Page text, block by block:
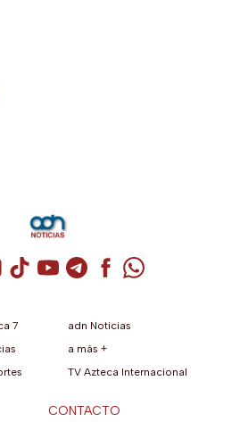
de X / Twitter (se abre en una
Cuenta de Instagram (se abre en una
Cuenta de TikTok (se abre en
Cuenta de YouTube (se abre
Cuenta de Telegram (se
Cuenta de
Cuenta de
7
adn Noticias
a más +
TV Azteca Internacional
CONTACTO